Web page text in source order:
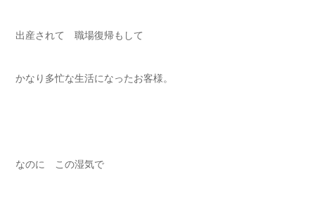
出産されて 職場復帰もして
かなり多忙な生活になったお客様。
なのに この湿気で